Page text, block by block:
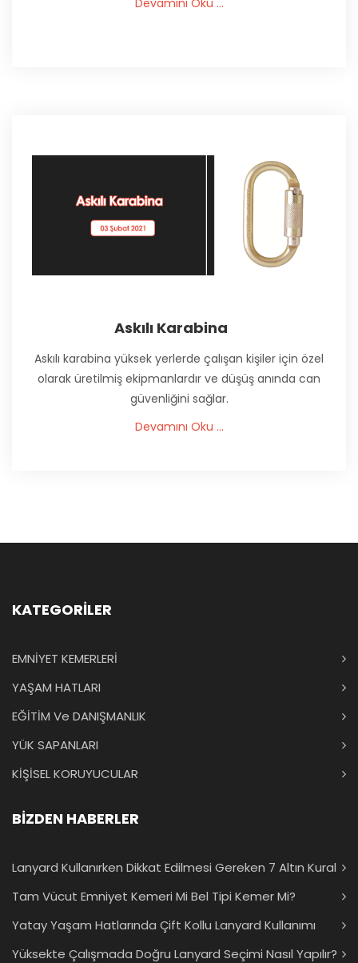
Devamını Oku ...
Askılı Karabina
Askılı karabina yüksek yerlerde çalışan kişiler için özel
olarak üretilmiş ekipmanlardır ve düşüş anında can
güvenliğini sağlar.
Devamını Oku ...
KATEGORİLER
EMNİYET KEMERLERİ
YAŞAM HATLARI
EĞİTİM Ve DANIŞMANLIK
YÜK SAPANLARI
KİŞİSEL KORUYUCULAR
BİZDEN HABERLER
Lanyard Kullanırken Dikkat Edilmesi Gereken 7 Altın Kural
Tam Vücut Emniyet Kemeri Mi Bel Tipi Kemer Mi?
Yatay Yaşam Hatlarında Çift Kollu Lanyard Kullanımı
Yüksekte Çalışmada Doğru Lanyard Seçimi Nasıl Yapılır?